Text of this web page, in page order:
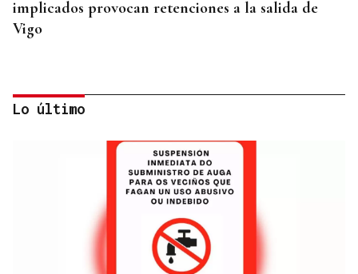
implicados provocan retenciones a la salida de
Vigo
Lo último